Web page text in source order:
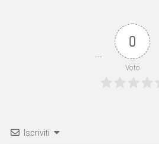
0
Voto
Iscriviti